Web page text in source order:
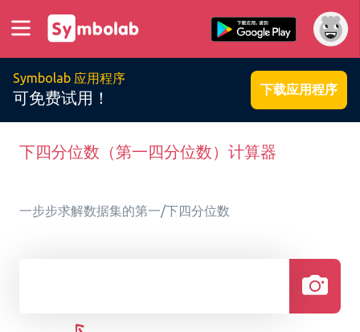
Symbolab 应用程序
可免费试用！ 下载应用程序
下四分位数（第一四分位数）计算器
一步步求解数据集的第一/下四分位数